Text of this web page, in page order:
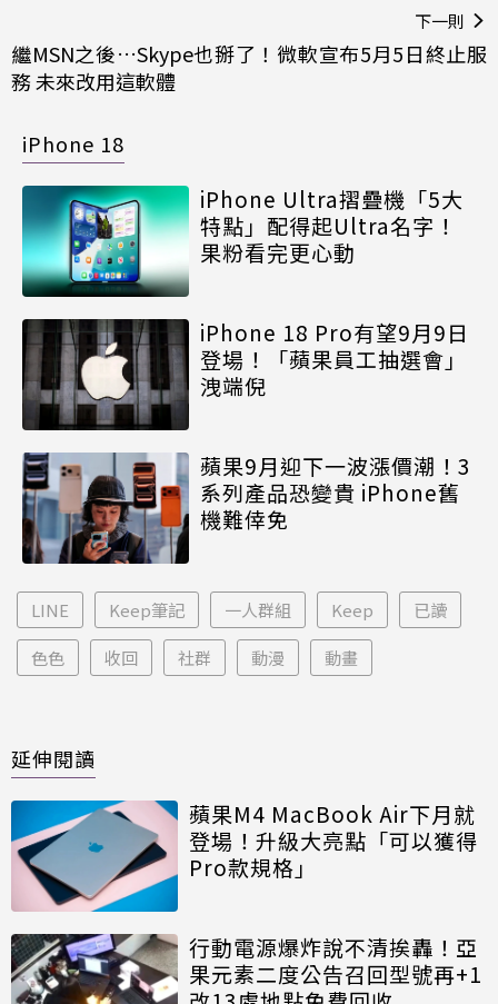
下一則
繼MSN之後…Skype也掰了！微軟宣布5月5日終止服
務 未來改用這軟體
iPhone 18
iPhone Ultra摺疊機「5大
特點」配得起Ultra名字！
果粉看完更心動
iPhone 18 Pro有望9月9日
登場！「蘋果員工抽選會」
洩端倪
蘋果9月迎下一波漲價潮！3
系列產品恐變貴 iPhone舊
機難倖免
LINE Keep筆記 一人群組 Keep 已讀
色色 收回 社群 動漫 動畫
延伸閱讀
蘋果M4 MacBook Air下月就
登場！升級大亮點「可以獲得
Pro款規格」
行動電源爆炸說不清挨轟！亞
果元素二度公告召回型號再+1